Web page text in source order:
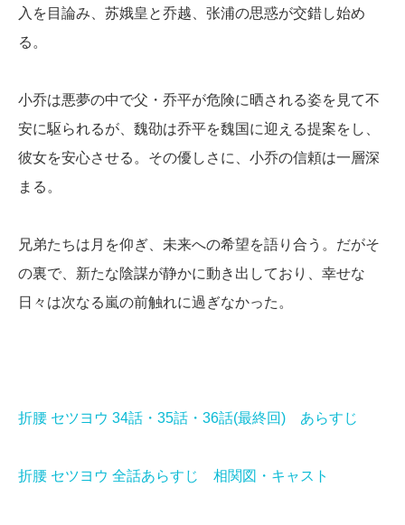
入を目論み、苏娥皇と乔越、张浦の思惑が交錯し始め
る。
小乔は悪夢の中で父・乔平が危険に晒される姿を見て不
安に駆られるが、魏劭は乔平を魏国に迎える提案をし、
彼女を安心させる。その優しさに、小乔の信頼は一層深
まる。
兄弟たちは月を仰ぎ、未来への希望を語り合う。だがそ
の裏で、新たな陰謀が静かに動き出しており、幸せな
日々は次なる嵐の前触れに過ぎなかった。
折腰 セツヨウ 34話・35話・36話(最終回) あらすじ
折腰 セツヨウ 全話あらすじ 相関図・キャスト